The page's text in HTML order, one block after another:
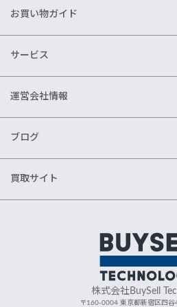
お買い物ガイド
サービス
運営会社情報
ブログ
買取サイト
株式会社BuySell
〒160-0004 東京都新宿区四谷